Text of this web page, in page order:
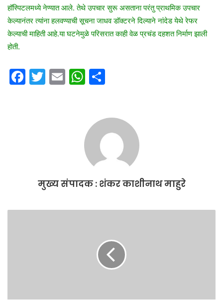
हॉस्पिटलमध्ये नेण्यात आले. तेथे उपचार सुरू असताना परंतु प्राथमिक उपचार
केल्यानंतर त्यांना हलवण्याची सूचना जाधव डॉक्टरने दिल्याने नांदेड येथे रेफर
केल्याची माहिती आहे.या घटनेमुळे परिसरात काही वेळ प्रचंड दहशत निर्माण झाली
होती.
F
T
E
W
s
A
p
p
e
मुख्य संपादक : शंकर काशीनाथ माहुरे